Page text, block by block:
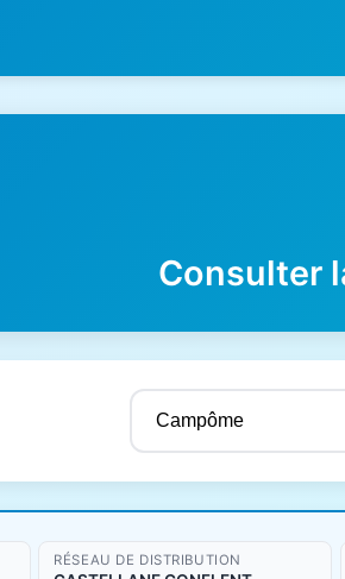
Consulter
l'eau
RÉSEAU DE DISTRIBUTION